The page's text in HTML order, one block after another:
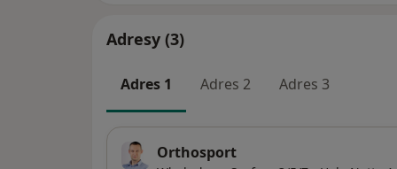
Adresy (3)
Adres 1 Adres 2 Adres 3
Orthosport